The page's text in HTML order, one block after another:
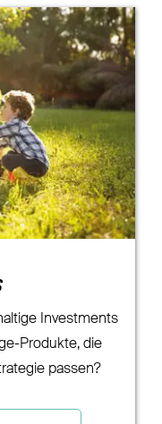
Investments
Produkte, die
passen?